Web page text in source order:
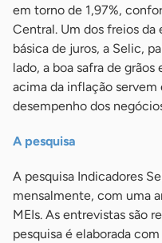
em torno de 1,97%,
Central. Um dos freios da
básica de juros, a Selic,
lado, a boa safra de
acima da inflação servem
desempenho dos
A pesquisa
A pesquisa Indicadores
mensalmente, com uma
MEIs. As entrevistas são
pesquisa é elaborada